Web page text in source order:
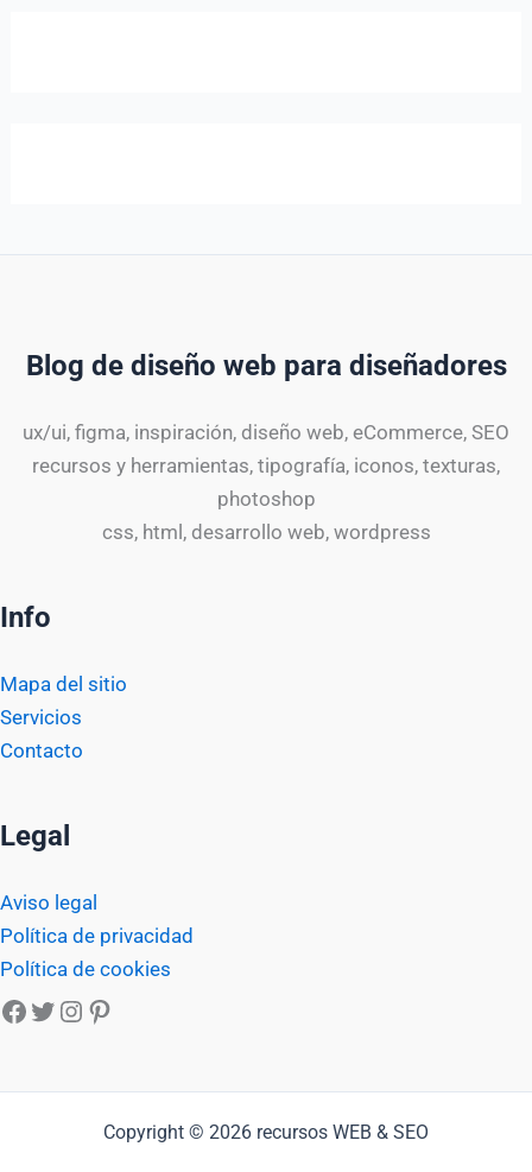
Blog de diseño web para diseñadores
ux/ui, figma, inspiración, diseño web, eCommerce, SEO
recursos y herramientas, tipografía, iconos, texturas,
photoshop
css, html, desarrollo web, wordpress
Info
Mapa del sitio
Servicios
Contacto
Legal
Aviso legal
Política de privacidad
Política de cookies
Facebook
Twitter
Instagram
Pinterest
Copyright © 2026 recursos WEB & SEO